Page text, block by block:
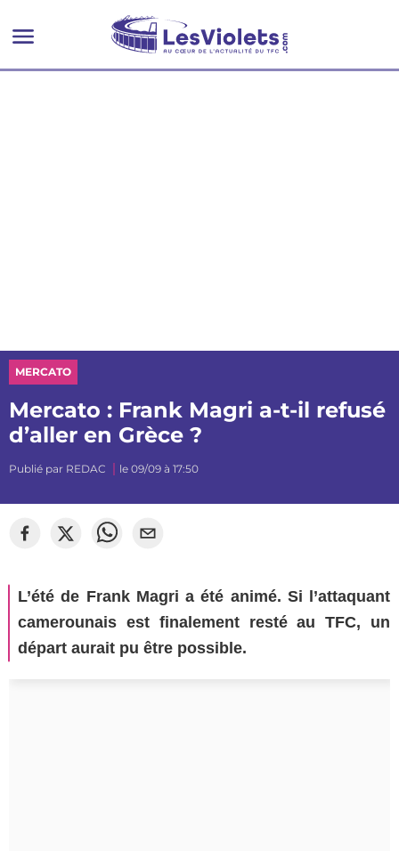
MERCATO
Mercato : Frank Magri a-t-il refusé
d’aller en Grèce ?
Publié par REDAC le 09/09 à 17:50
L’été de Frank Magri a été animé. Si l’attaquant
camerounais est finalement resté au TFC, un
départ aurait pu être possible.